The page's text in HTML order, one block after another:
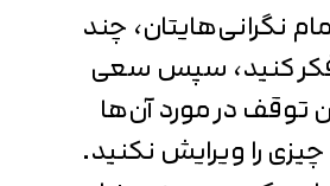
نگرانی‌هایتان، چند
کنید، سپس سعی
توقف در مورد آن‌ها
را ویرایش نکنید.